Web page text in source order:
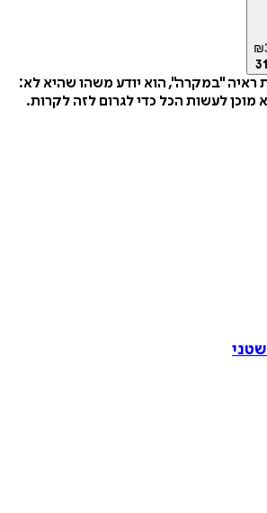
₪
ראיה "במקרה", הוא יודע משהו שהיא לא:
מוכן לעשות הכל כדי לגרום לזה לקרות.